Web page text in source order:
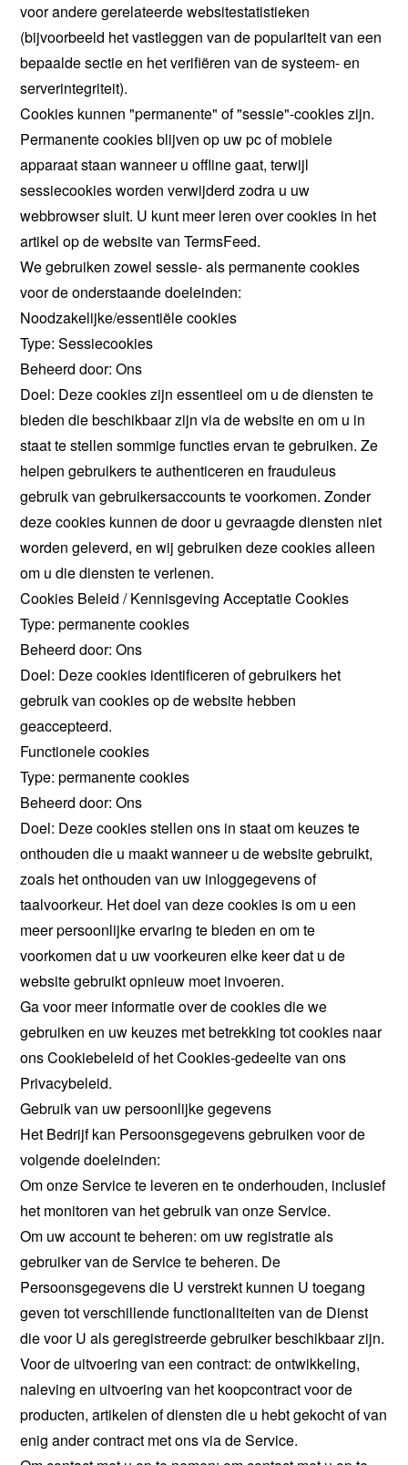
voor andere gerelateerde websitestatistieken
(bijvoorbeeld het vastleggen van de populariteit van een
bepaalde sectie en het verifiëren van de systeem- en
serverintegriteit).
Cookies kunnen "permanente" of "sessie"-cookies zijn.
Permanente cookies blijven op uw pc of mobiele
apparaat staan wanneer u offline gaat, terwijl
sessiecookies worden verwijderd zodra u uw
webbrowser sluit. U kunt meer leren over cookies in het
artikel op de website van TermsFeed.
We gebruiken zowel sessie- als permanente cookies
voor de onderstaande doeleinden:
Noodzakelijke/essentiële cookies
Type: Sessiecookies
Beheerd door: Ons
Doel: Deze cookies zijn essentieel om u de diensten te
bieden die beschikbaar zijn via de website en om u in
staat te stellen sommige functies ervan te gebruiken. Ze
helpen gebruikers te authenticeren en frauduleus
gebruik van gebruikersaccounts te voorkomen. Zonder
deze cookies kunnen de door u gevraagde diensten niet
worden geleverd, en wij gebruiken deze cookies alleen
om u die diensten te verlenen.
Cookies Beleid / Kennisgeving Acceptatie Cookies
Type: permanente cookies
Beheerd door: Ons
Doel: Deze cookies identificeren of gebruikers het
gebruik van cookies op de website hebben
geaccepteerd.
Functionele cookies
Type: permanente cookies
Beheerd door: Ons
Doel: Deze cookies stellen ons in staat om keuzes te
onthouden die u maakt wanneer u de website gebruikt,
zoals het onthouden van uw inloggegevens of
taalvoorkeur. Het doel van deze cookies is om u een
meer persoonlijke ervaring te bieden en om te
voorkomen dat u uw voorkeuren elke keer dat u de
website gebruikt opnieuw moet invoeren.
Ga voor meer informatie over de cookies die we
gebruiken en uw keuzes met betrekking tot cookies naar
ons Cookiebeleid of het Cookies-gedeelte van ons
Privacybeleid.
Gebruik van uw persoonlijke gegevens
Het Bedrijf kan Persoonsgegevens gebruiken voor de
volgende doeleinden:
Om onze Service te leveren en te onderhouden, inclusief
het monitoren van het gebruik van onze Service.
Om uw account te beheren: om uw registratie als
gebruiker van de Service te beheren. De
Persoonsgegevens die U verstrekt kunnen U toegang
geven tot verschillende functionaliteiten van de Dienst
die voor U als geregistreerde gebruiker beschikbaar zijn.
Voor de uitvoering van een contract: de ontwikkeling,
naleving en uitvoering van het koopcontract voor de
producten, artikelen of diensten die u hebt gekocht of van
enig ander contract met ons via de Service.